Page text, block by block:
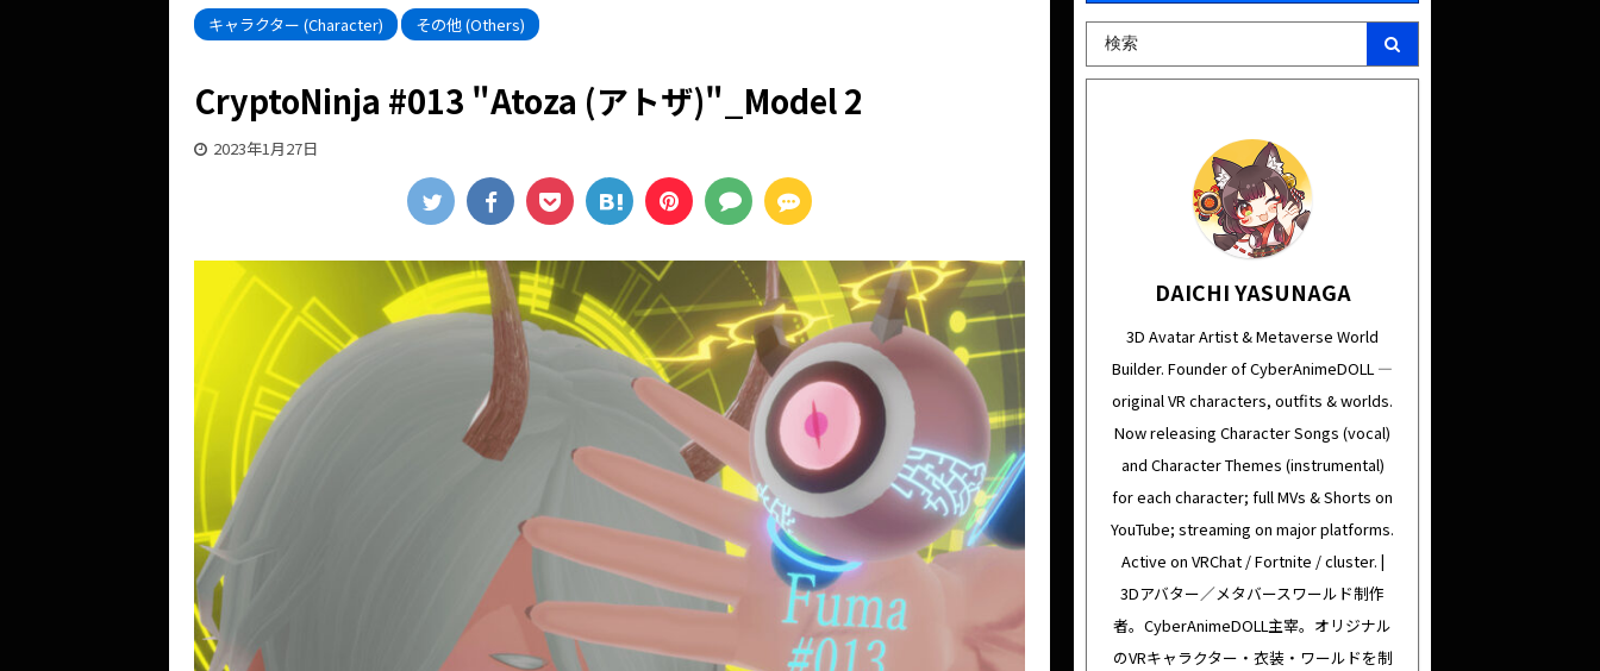
キャラクター (Character)
その他 (Others)
CryptoNinja #013 "Atoza (アトザ)"_Model 2
2023年1月27日
DAICHI YASUNAGA
3D Avatar Artist & Metaverse World
Builder. Founder of CyberAnimeDOLL —
original VR characters, outfits & worlds.
Now releasing Character Songs (vocal)
and Character Themes (instrumental)
for each character; full MVs & Shorts on
YouTube; streaming on major platforms.
Active on VRChat / Fortnite / cluster. |
3Dアバター／メタバースワールド制作
者。CyberAnimeDOLL主宰。オリジナル
のVRキャラクター・衣装・ワールドを制